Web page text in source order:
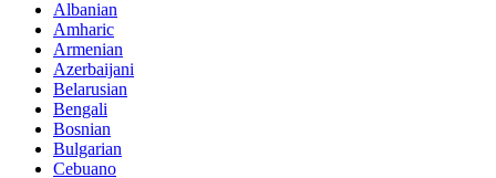
Albanian
Amharic
Armenian
Azerbaijani
Belarusian
Bengali
Bosnian
Bulgarian
Cebuano